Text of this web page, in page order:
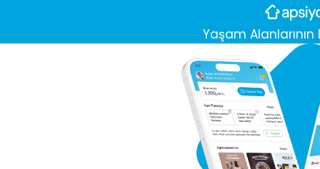
Yaşam Alanlarının